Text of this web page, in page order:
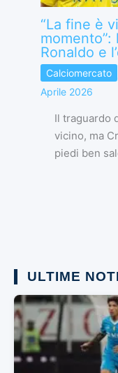
“La fine è
Ronaldo e
Calciomercato
Aprile 2026
Il traguardo
vicino, ma
piedi ben
ULTIME